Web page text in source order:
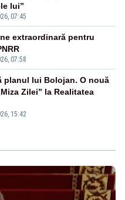
07:45
lui”
07:58
extraordinară pentru
15:42
planul lui Bolojan. O nouă
Zilei” la Realitatea